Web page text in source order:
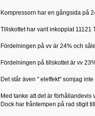
Kompressorn har en gångsida på
Tillskottet har varit inkopplat 11121
Fördelningen på vv är 24% och
Fördelningen på tillskottet är vv
Det står även " eleffekt" somjag
Med tanke att det är förhållandevis
Dock har fråntempen på rad stigit